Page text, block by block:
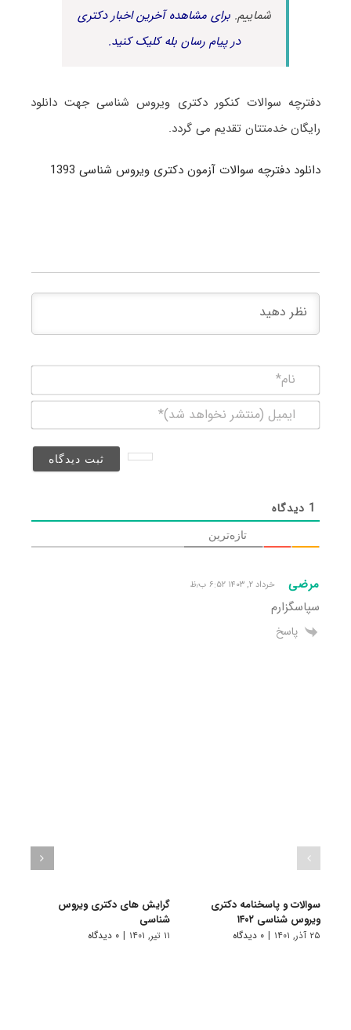
شماییم.برای مشاهده آخرین اخبار دکتری
در پیام رسان بله کلیک کنید.
دفترچه سوالات کنکور دکتری ویروس شناسی جهت دانلود
رایگان خدمتتان تقدیم می گردد.
دانلود دفترچه سوالات آزمون دکتری ویروس شناسی 1393
(منتشر
1 دیدگاه
تازه‌ترین
مرضی خرداد ۲, ۱۴۰۳ ۶:۵۲ ب٫ظ
سپاسگزارم
پاسخ
سوالات و پاسخنامه دکتری
ویروس شناسی ۱۴۰۲
۲۵ آذر, ۱۴۰۱ | ۰ دیدگاه
گرایش های دکتری وﻳﺮوس
ﺷﻨﺎسی
۱۱ تیر, ۱۴۰۱ | ۰ دیدگاه